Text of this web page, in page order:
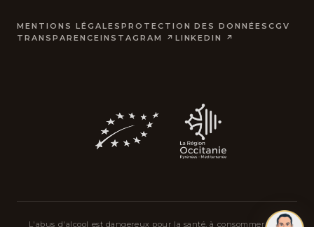
MENTIONS LÉGALES PROTECTION DES DONNÉESCGV
TRANSPARENCEINSTAGRAM ↗ LINKEDIN ↗
L'abus d'alcool est dangereux pour la santé, à consommer avec